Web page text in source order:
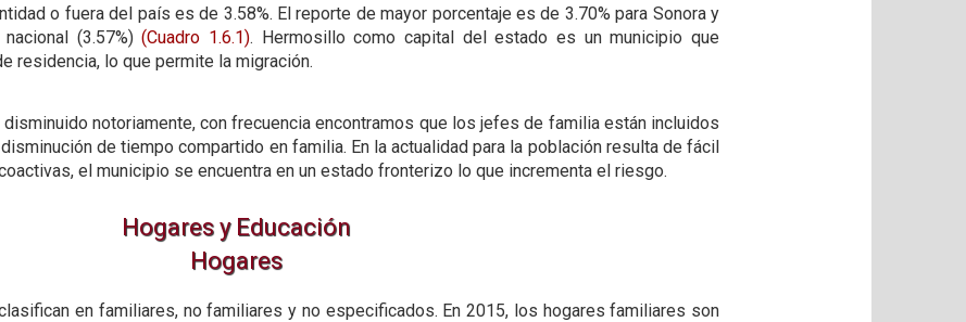
o fuera del país es de 3.58%. El reporte de mayor porcentaje es de 3.70% para Sonora y
(3.57%)(Cuadro 1.6.1). Hermosillo como capital del estado es un municipio que
residencia, lo que permite la migración.
notoriamente, con frecuencia encontramos que los jefes de familia están incluidos
de tiempo compartido en familia. En la actualidad para la población resulta de fácil
el municipio se encuentra en un estado fronterizo lo que incrementa el riesgo.
Hogares y Educación
Hogares
en familiares, no familiares y no especificados. En 2015, los hogares familiares son